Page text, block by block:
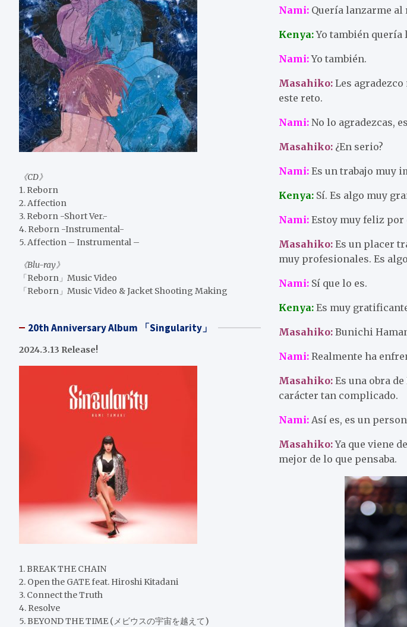
Nami:Quería lanzarme al
Kenya:Yo también quería
Nami: Yo también.
Masahiko:Les agradezco
este reto.
Nami:No lo agradezcas,
Masahiko:¿En serio?
Nami:Es un trabajo muy
Kenya: Sí. Es algo muy
Nami:Estoy muy feliz por
Masahiko: Es un placer
muy profesionales. Es
Nami: Sí que lo es.
Kenya:Es muy
Masahiko:Bunichi
Nami: Realmente ha
Masahiko: Es una obra
carácter tan complicado.
Nami:Así es, es un
Masahiko: Ya que viene
mejor de lo que pensaba.
《CD》
1. Reborn
2. Affection
3. Reborn -Short Ver.-
4. Reborn -Instrumental-
5. Affection – Instrumental –
《Blu-ray》
「Reborn」Music Video
「Reborn」Music Video & Jacket Shooting Making
20th Anniversary Album 「Singularity」
2024.3.13 Release!
1. BREAK THE CHAIN
2. Open the GATE feat. Hiroshi Kitadani
3. Connect the Truth
4. Resolve
5. BEYOND THE TIME (メビウスの宇宙を越えて)